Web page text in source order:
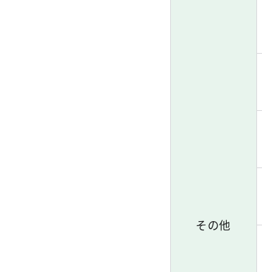
その他